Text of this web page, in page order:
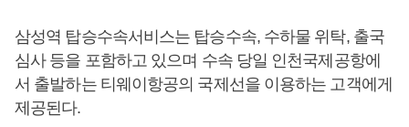
삼성역 탑승수속서비스는 탑승수속, 수하물 위탁, 출국
심사 등을 포함하고 있으며 수속 당일 인천국제공항에
서 출발하는 티웨이항공의 국제선을 이용하는 고객에게
제공된다.